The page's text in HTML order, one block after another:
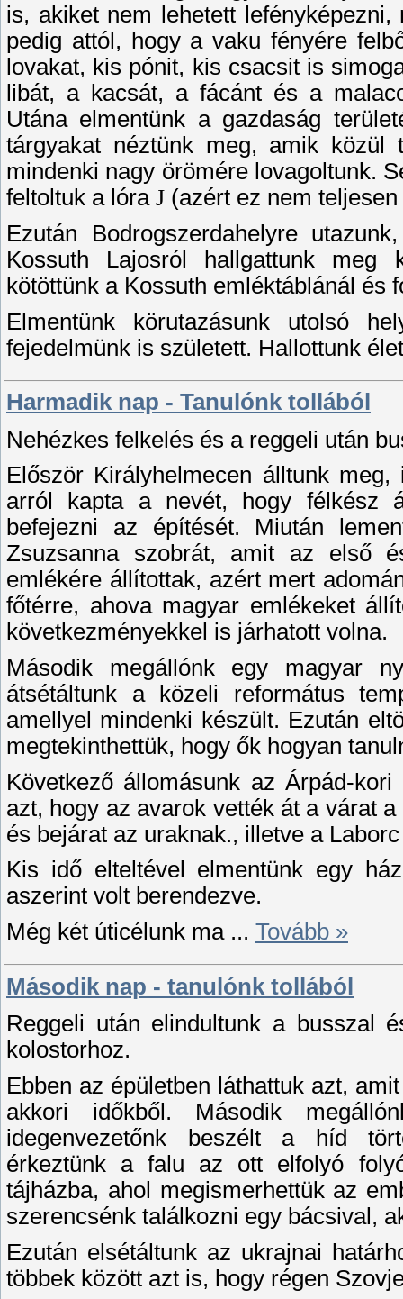
is, akiket nem lehetett
pedig attól, hogy a vaku fényére
lovakat, kis pónit, kis csacsit is
libát, a kacsát, a fácánt és a
Utána elmentünk a gazdaság
tárgyakat néztünk meg, amik
mindenki nagy örömére lovagoltunk.
feltoltuk a lóra J (azért ez nem
Ezután Bodrogszerdahelyre
Kossuth Lajosról hallgattunk meg
kötöttünk a Kossuth emléktáblánál és
Elmentünk körutazásunk utolsó
fejedelmünk is született. Hallottunk
Harmadik nap - Tanulónk tollából
Nehézkes felkelés és a reggeli után
Először Királyhelmecen álltunk
arról kapta a nevét, hogy félkész
befejezni az építését. Miután
Zsuzsanna szobrát, amit az első
emlékére állítottak, azért mert
főtérre, ahova magyar emlékeket
következményekkel is járhatott volna.
Második megállónk egy magyar
átsétáltunk a közeli református
amellyel mindenki készült. Ezután
megtekinthettük, hogy ők hogyan
Következő állomásunk az Árpád-
azt, hogy az avarok vették át a várat
és bejárat az uraknak., illetve a
Kis idő elteltével elmentünk egy
aszerint volt berendezve.
Még két úticélunk ma ... Tovább »
Második nap - tanulónk tollából
Reggeli után elindultunk a busszal
kolostorhoz.
Ebben az épületben láthattuk azt,
akkori időkből. Második
idegenvezetőnk beszélt a híd
érkeztünk a falu az ott elfolyó
tájházba, ahol megismerhettük az
szerencsénk találkozni egy bácsival,
Ezután elsétáltunk az ukrajnai
többek között azt is, hogy régen